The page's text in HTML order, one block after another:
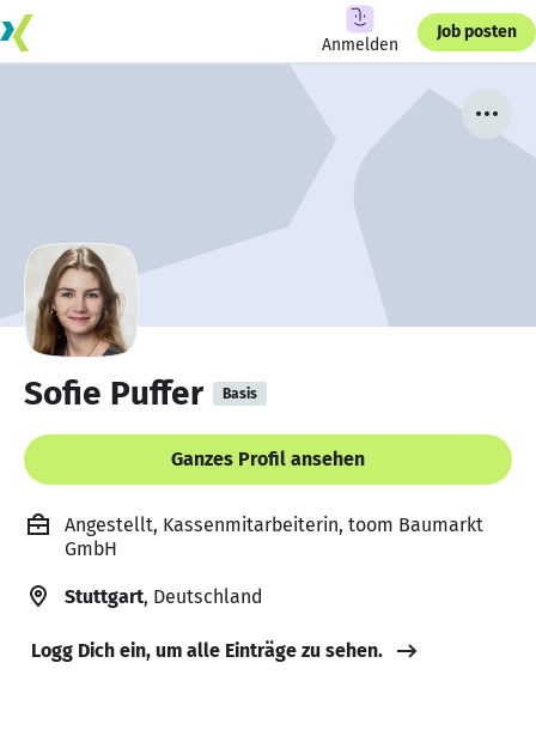
Anmelden
Job posten
Sofie Puffer Basis
Ganzes Profil ansehen
Angestellt, Kassenmitarbeiterin, toom Baumarkt
GmbH
Stuttgart, Deutschland
Logg Dich ein, um alle Einträge zu sehen.